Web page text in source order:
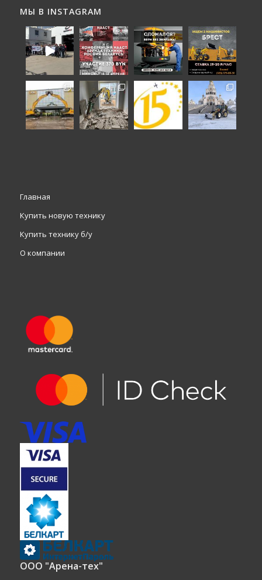
МЫ В INSTAGRAM
Главная
Купить новую технику
Купить технику б/у
О компании
ООО "Арена-тех"